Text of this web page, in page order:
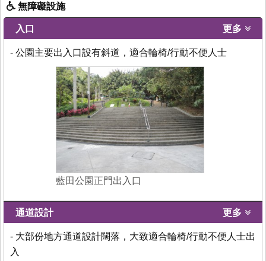
無障礙設施
入口 更多
- 公園主要出入口設有斜道，適合輪椅/行動不便人士
藍田公園正門出入口
通道設計 更多
- 大部份地方通道設計闊落，大致適合輪椅/行動不便人士出
入